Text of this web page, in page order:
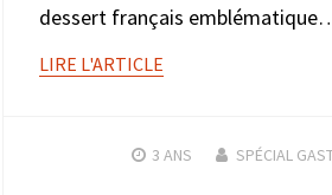
dessert français
LIRE L'ARTICLE
3 ANS SPÉCIAL